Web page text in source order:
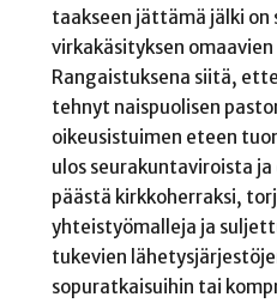
taakseen jättämä jälki
virkakäsityksen
Rangaistuksena siitä,
tehnyt naispuolisen
oikeusistuimen eteen
ulos seurakuntaviroista
päästä kirkkoherraksi,
yhteistyömalleja ja
tukevien
sopuratkaisuihin tai